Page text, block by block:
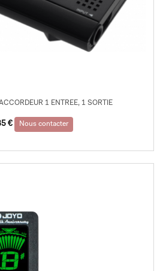
1 ENTREE, 1 SORTIE
€ Nous contacter